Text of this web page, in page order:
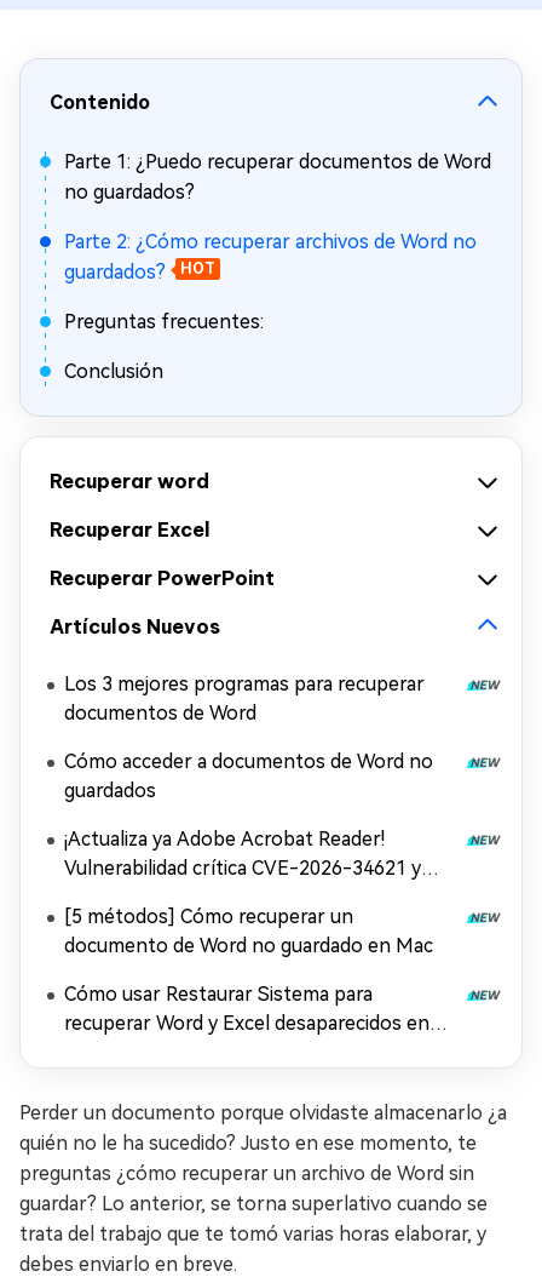
Contenido
Parte 1: ¿Puedo recuperar documentos de Word
no guardados?
Parte 2: ¿Cómo recuperar archivos de Word no
guardados?
HOT
Preguntas frecuentes:
Conclusión
Recuperar word
Recuperar Excel
Recuperar PowerPoint
Artículos Nuevos
Los 3 mejores programas para recuperar
documentos de Word
Cómo acceder a documentos de Word no
guardados
¡Actualiza ya Adobe Acrobat Reader!
Vulnerabilidad crítica CVE-2026-34621 y
[5 métodos] Cómo recuperar un
documento de Word no guardado en Mac
Cómo usar Restaurar Sistema para
recuperar Word y Excel desaparecidos en
Perder un documento porque olvidaste almacenarlo ¿a
quién no le ha sucedido? Justo en ese momento, te
preguntas ¿cómo recuperar un archivo de Word sin
guardar? Lo anterior, se torna superlativo cuando se
trata del trabajo que te tomó varias horas elaborar, y
debes enviarlo en breve.